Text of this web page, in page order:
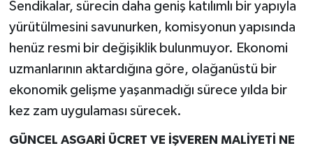
Sendikalar, sürecin daha geniş katılımlı bir yapıyla
yürütülmesini savunurken, komisyonun yapısında
henüz resmi bir değişiklik bulunmuyor. Ekonomi
uzmanlarının aktardığına göre, olağanüstü bir
ekonomik gelişme yaşanmadığı sürece yılda bir
kez zam uygulaması sürecek.
GÜNCEL ASGARİ ÜCRET VE İŞVEREN MALİYETİ NE